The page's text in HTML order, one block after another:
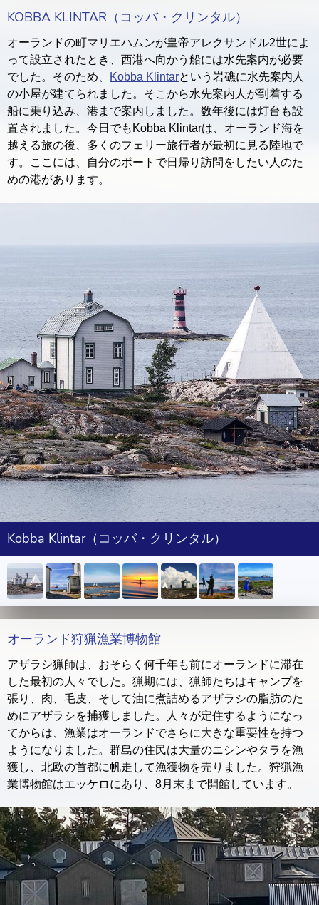
KOBBA KLINTAR（コッバ・クリンタル）
オーランドの町マリエハムンが皇帝アレクサンドル2世によ
って設立されたとき、西港へ向かう船には水先案内が必要
でした。そのため、
Kobba Klintarという岩礁に水先案内人
の小屋が建てられました。そこから水先案内人が到着する
船に乗り込み、港まで案内しました。数年後には灯台も設
置されました。今日でもKobba Klintarは、オーランド海を
越える旅の後、多くのフェリー旅行者が最初に見る陸地で
す。ここには、自分のボートで日帰り訪問をしたい人のた
めの港があります。
Kobba Klintar（コッバ・クリンタル）
オーランド狩猟漁業博物館
アザラシ猟師は、おそらく何千年も前にオーランドに滞在
した最初の人々でした。猟期には、猟師たちはキャンプを
張り、肉、毛皮、そして油に煮詰めるアザラシの脂肪のた
めにアザラシを捕獲しました。人々が定住するようになっ
てからは、漁業はオーランドでさらに大きな重要性を持つ
ようになりました。群島の住民は大量のニシンやタラを漁
獲し、北欧の首都に帆走して漁獲物を売りました。狩猟漁
業博物館はエッケロにあり、8月末まで開館しています。